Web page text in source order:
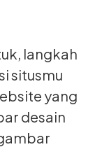
langkah
situsmu
yang
desain